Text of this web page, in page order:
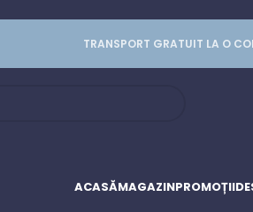
TRANSPORT GRATUIT LA O
ACASĂMAGAZINPROMOȚII